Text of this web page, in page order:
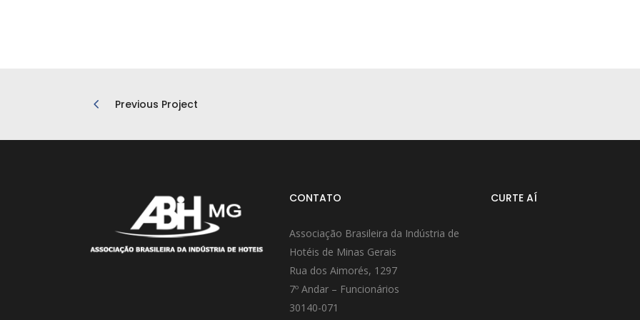
Previous Project
CONTATO
Associação Brasileira da Indústria de
Hotéis de Minas Gerais
Rua dos Aimorés, 1297
7º Andar – Funcionários
30140-071
CURTE AÍ